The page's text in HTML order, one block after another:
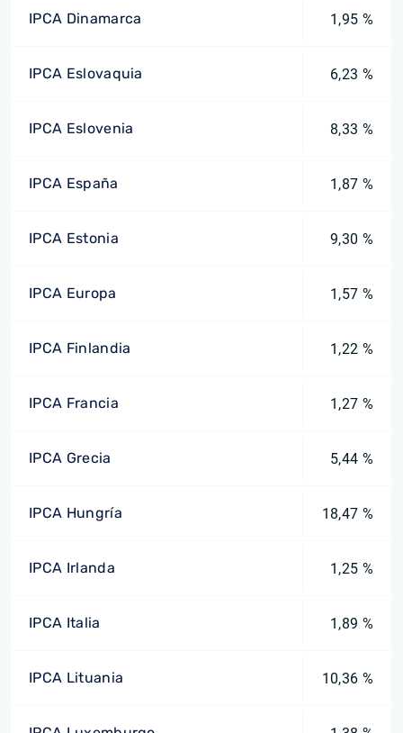
IPCA Dinamarca 1,95 %
IPCA Eslovaquia 6,23 %
IPCA Eslovenia 8,33 %
IPCA España 1,87 %
IPCA Estonia 9,30 %
IPCA Europa 1,57 %
IPCA Finlandia 1,22 %
IPCA Francia 1,27 %
IPCA Grecia 5,44 %
IPCA Hungría 18,47 %
IPCA Irlanda 1,25 %
IPCA Italia 1,89 %
IPCA Lituania 10,36 %